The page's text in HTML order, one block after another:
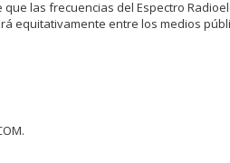
que las frecuencias del Espectro
equitativamente entre los medios